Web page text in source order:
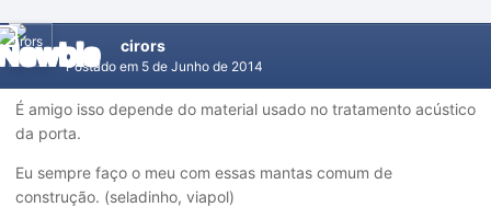
cirors
Postado em 5 de Junho de 2014
É amigo isso depende do material usado no tratamento acústico
da porta.
Eu sempre faço o meu com essas mantas comum de
construção. (seladinho, viapol)